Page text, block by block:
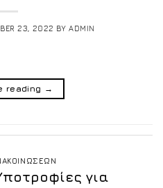
23, 2022 BYADMIN
reading →
για